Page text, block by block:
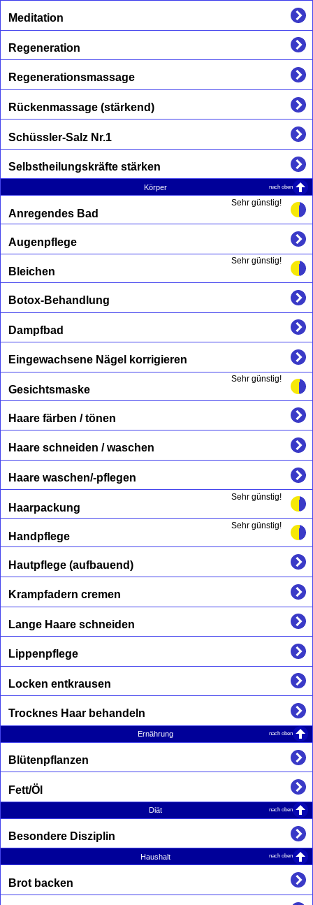
Meditation
Regeneration
Regenerationsmassage
Rückenmassage (stärkend)
Schüssler-Salz Nr.1
Selbstheilungskräfte stärken
Körper nach oben
Sehr günstig!
Anregendes Bad
Augenpflege
Sehr günstig!
Bleichen
Botox-Behandlung
Dampfbad
Eingewachsene Nägel korrigieren
Sehr günstig!
Gesichtsmaske
Haare färben / tönen
Haare schneiden / waschen
Haare waschen/-pflegen
Sehr günstig!
Haarpackung
Sehr günstig!
Handpflege
Hautpflege (aufbauend)
Krampfadern cremen
Lange Haare schneiden
Lippenpflege
Locken entkrausen
Trocknes Haar behandeln
Ernährung nach oben
Blütenpflanzen
Fett/Öl
Diät nach oben
Besondere Disziplin
Haushalt nach oben
Brot backen